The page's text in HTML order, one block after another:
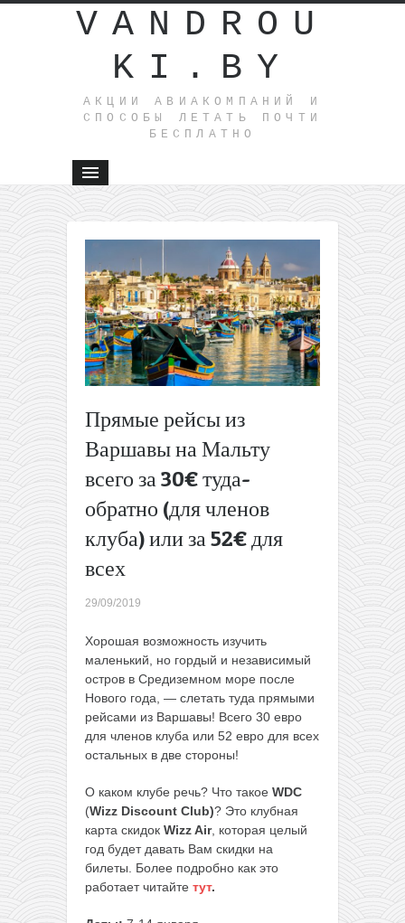
VANDROU
KI.BY
АКЦИИ АВИАКОМПАНИЙ И
СПОСОБЫ ЛЕТАТЬ ПОЧТИ
БЕСПЛАТНО
Прямые рейсы из
Варшавы на Мальту
всего за 30€ туда-
обратно (для членов
клуба) или за 52€ для
всех
29/09/2019
Хорошая возможность изучить
маленький, но гордый и независимый
остров в Средиземном море после
Нового года, — слетать туда прямыми
рейсами из Варшавы! Всего 30 евро
для членов клуба или 52 евро для всех
остальных в две стороны!
О каком клубе речь? Что такое WDC
(Wizz Discount Club)? Это клубная
карта скидок Wizz Air, которая целый
год будет давать Вам скидки на
билеты. Более подробно как это
работает читайте тут.
Литвы + 3
ночи в
центре
с